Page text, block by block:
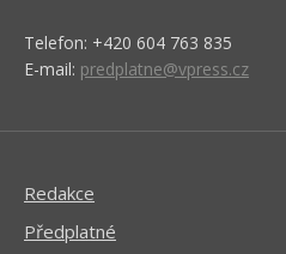
Telefon: +420 604 763 835
E-mail: predplatne@vpress.cz
Redakce
Předplatné